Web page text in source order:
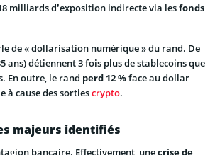
milliards d’exposition indirecte via lesfonds
de « dollarisation numérique » du rand. De
ans) détiennent 3 fois plus de stablecoins que
En outre, le rand perd 12 %face au dollar
à cause des sortiescrypto.
majeurs identifiés
bancaire. Effectivement, unecrise de